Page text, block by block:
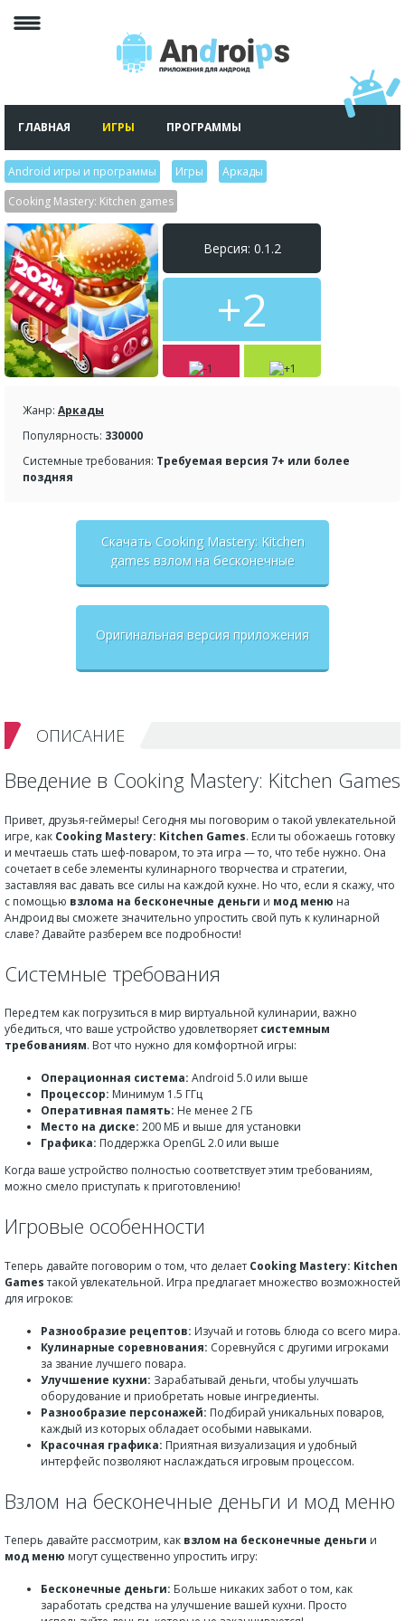
ГЛАВНАЯ ИГРЫ ПРОГРАММЫ
Android игры и программы Игры Аркады
Cooking Mastery: Kitchen games
Версия: 0.1.2
+2
Жанр: Аркады
Популярность: 330000
Системные требования: Требуемая версия 7+ или более
поздняя
Скачать Cooking Mastery: Kitchen
games взлом на бесконечные
Оригинальная версия приложения
ОПИСАНИЕ
Введение в Cooking Mastery: Kitchen Games
Привет, друзья-геймеры! Сегодня мы поговорим о такой увлекательной
игре, как Cooking Mastery: Kitchen Games. Если ты обожаешь готовку
и мечтаешь стать шеф-поваром, то эта игра — то, что тебе нужно. Она
сочетает в себе элементы кулинарного творчества и стратегии,
заставляя вас давать все силы на каждой кухне. Но что, если я скажу, что
с помощью взлома на бесконечные деньги и мод меню на
Андроид вы сможете значительно упростить свой путь к кулинарной
славе? Давайте разберем все подробности!
Системные требования
Перед тем как погрузиться в мир виртуальной кулинарии, важно
убедиться, что ваше устройство удовлетворяет системным
требованиям. Вот что нужно для комфортной игры:
Операционная система: Android 5.0 или выше
Процессор: Минимум 1.5 ГГц
Оперативная память: Не менее 2 ГБ
Место на диске: 200 МБ и выше для установки
Графика: Поддержка OpenGL 2.0 или выше
Когда ваше устройство полностью соответствует этим требованиям,
можно смело приступать к приготовлению!
Игровые особенности
Теперь давайте поговорим о том, что делает Cooking Mastery: Kitchen
Gamesтакой увлекательной. Игра предлагает множество возможностей
для игроков:
Разнообразие рецептов: Изучай и готовь блюда со всего мира.
Кулинарные соревнования: Соревнуйся с другими игроками
за звание лучшего повара.
Улучшение кухни: Зарабатывай деньги, чтобы улучшать
оборудование и приобретать новые ингредиенты.
Разнообразие персонажей: Подбирай уникальных поваров,
каждый из которых обладает особыми навыками.
Красочная графика: Приятная визуализация и удобный
интерфейс позволяют наслаждаться игровым процессом.
Взлом на бесконечные деньги и мод меню
Теперь давайте рассмотрим, как взлом на бесконечные деньги и
мод меню могут существенно упростить игру:
Бесконечные деньги: Больше никаких забот о том, как
заработать средства на улучшение вашей кухни. Просто